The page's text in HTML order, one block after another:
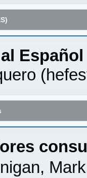
Español
(